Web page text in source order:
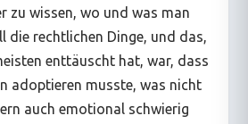
zu wissen, wo und was man
die rechtlichen Dinge, und das,
enttäuscht hat, war, dass
adoptieren musste, was nicht
auch emotional schwierig